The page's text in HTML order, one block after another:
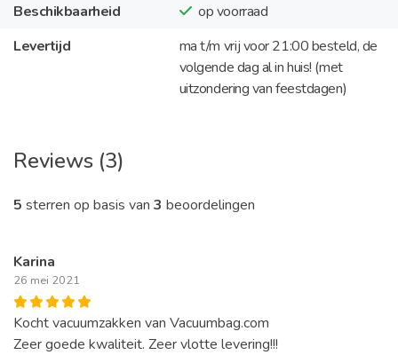
Beschikbaarheid
op voorraad
Levertijd
ma t/m vrij voor 21:00 besteld, de
volgende dag al in huis! (met
uitzondering van feestdagen)
Reviews (3)
5 sterren op basis van 3 beoordelingen
Karina
26 mei 2021
Kocht vacuumzakken van Vacuumbag.com
Zeer goede kwaliteit. Zeer vlotte levering!!!